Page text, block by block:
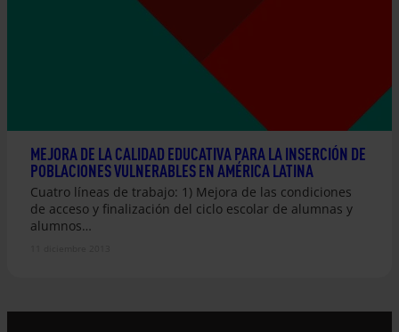
MEJORA DE LA CALIDAD EDUCATIVA PARA LA INSERCIÓN DE
POBLACIONES VULNERABLES EN AMÉRICA LATINA
Cuatro líneas de trabajo: 1) Mejora de las condiciones
de acceso y finalización del ciclo escolar de alumnas y
alumnos…